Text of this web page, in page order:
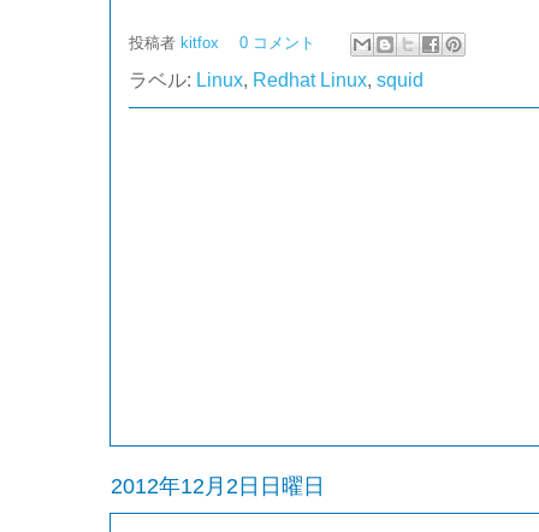
投稿者 kitfox 0 コメント
ラベル: Linux, Redhat Linux, squid
2012年12月2日日曜日